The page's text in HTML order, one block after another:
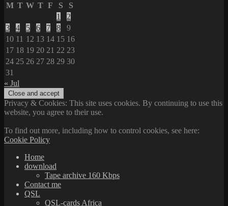
M T W T F S
S
1
2
3
4 5 6 7 8
9
10 11 12 13 14 15 16
17 18 19 20 21 22 23
24 25 26 27 28 29 30
31
« Jul
Privacy & Cookies: This site uses cookies. By continuing to use this
website, you agree to their use.
To find out more, including how to control cookies, see here:
Cookie Policy
Home
download
Tape archive 160 Kbps
Contact me
QSL
QSL-cards Africa